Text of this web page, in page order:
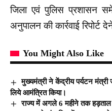
जिला एवं पुलिस प्रशासन
अनुपालन की कार्रवाई रिपोर्ट
You Might Also Like
मुख्यमंत्री ने केंद्रीय पर्यटन
लिये आमंत्रित किया।
राज्य में अगले 6 महीने तक